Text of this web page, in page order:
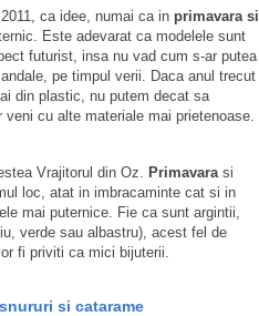
ca idee, numai ca in primavara si
Este adevarat ca modelele sunt
futurist, insa nu vad cum s-ar putea
pe timpul verii. Daca anul trecut
din plastic, nu putem decat sa
cu alte materiale mai prietenoase.
Vrajitorul din Oz. Primavara si
loc, atat in imbracaminte cat si in
mai puternice. Fie ca sunt argintii,
verde sau albastru), acest fel de
fi priviti ca mici bijuterii.
si catarame